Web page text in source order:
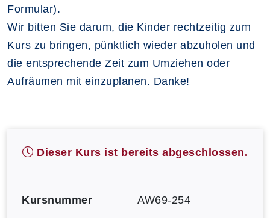
Formular).
Wir bitten Sie darum, die Kinder rechtzeitig zum
Kurs zu bringen, pünktlich wieder abzuholen und
die entsprechende Zeit zum Umziehen oder
Aufräumen mit einzuplanen. Danke!
Dieser Kurs ist bereits abgeschlossen.
Kursnummer AW69-254